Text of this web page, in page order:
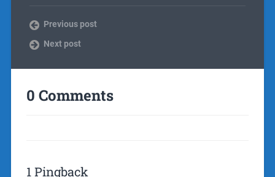
Previous post
Next post
0 Comments
1 Pingback